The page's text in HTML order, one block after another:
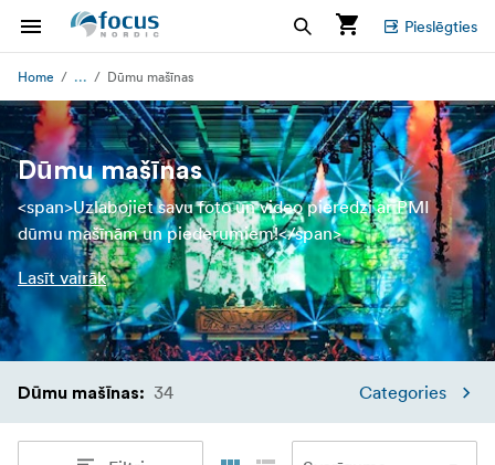
Pieslēgties
Home ... Dūmu mašīnas
Dūmu mašīnas
<span>Uzlabojiet savu foto un video pieredzi ar PMI
dūmu mašīnām un piederumiem!</span>
Lasīt vairāk
Dūmu mašīnas: 34 Categories